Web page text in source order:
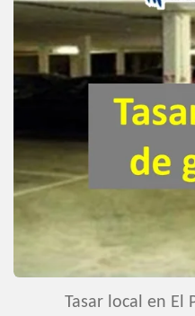
Tasar local en El